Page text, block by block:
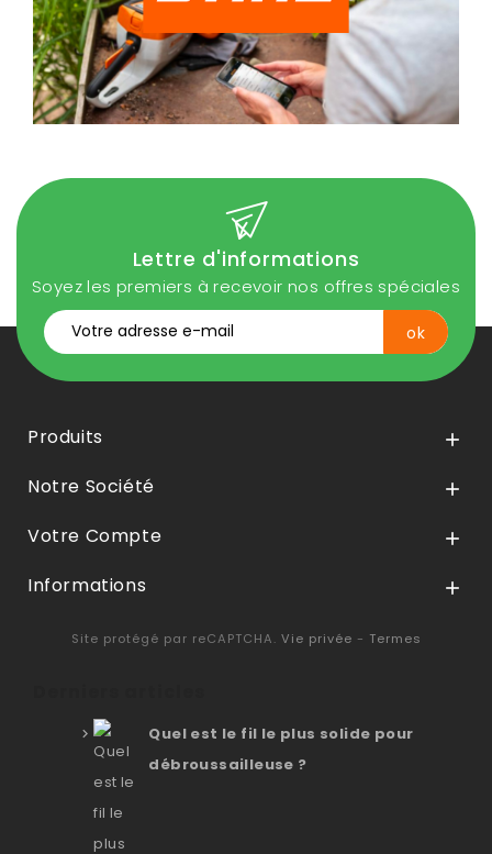
Lettre d'informations
Soyez les premiers à recevoir nos offres spéciales
Produits 
Notre Société 
Votre Compte 
Informations 
Site protégé par reCAPTCHA. Vie privée - Termes
Quel est le fil le plus solide pour
débroussailleuse ?